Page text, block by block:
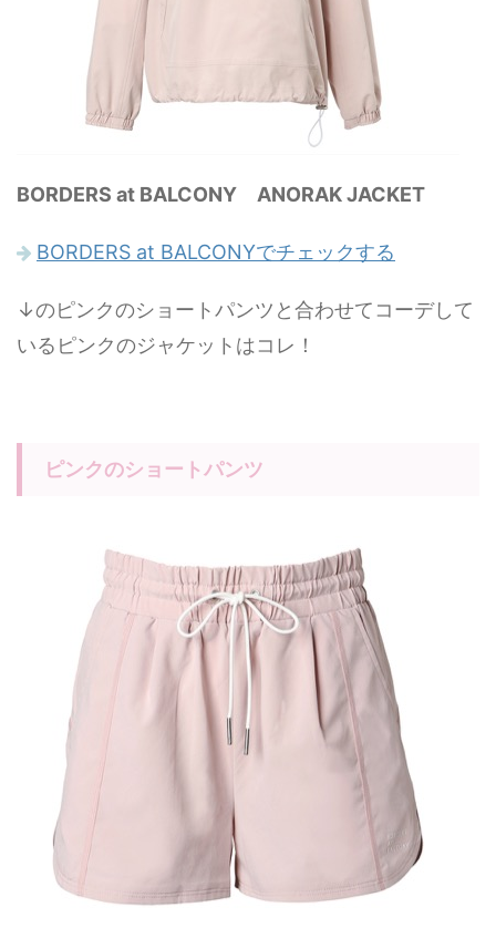
BORDERS at BALCONY ANORAK JACKET
BORDERS at BALCONYでチェックする
↓のピンクのショートパンツと合わせてコーデして
いるピンクのジャケットはコレ！
ピンクのショートパンツ